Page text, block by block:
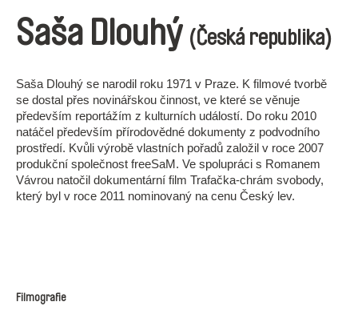
Saša Dlouhý (Česká republika)
Saša Dlouhý se narodil roku 1971 v Praze. K filmové tvorbě
se dostal přes novinářskou činnost, ve které se věnuje
především reportážím z kulturních událostí. Do roku 2010
natáčel především přírodovědné dokumenty z podvodního
prostředí. Kvůli výrobě vlastních pořadů založil v roce 2007
produkční společnost freeSaM. Ve spolupráci s Romanem
Vávrou natočil dokumentární film Trafačka-chrám svobody,
který byl v roce 2011 nominovaný na cenu Český lev.
Filmografie